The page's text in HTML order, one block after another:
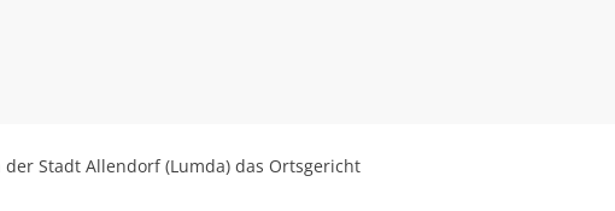
Stadt Allendorf (Lumda) das Ortsgericht